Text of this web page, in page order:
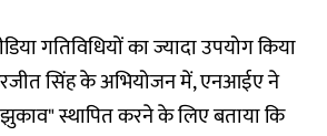
गतिविधियों का ज्यादा उपयोग किया
सिंह के अभियोजन में, एनआईए ने
स्थापित करने के लिए बताया कि